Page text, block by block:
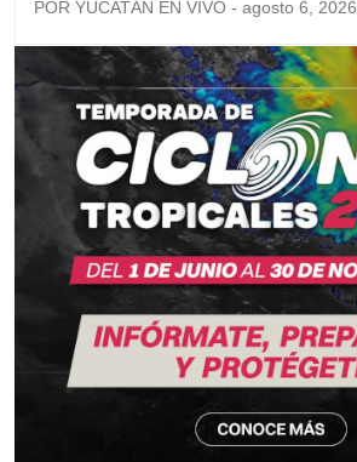
POR YUCATÁN EN VIVO - agosto 6, 2026